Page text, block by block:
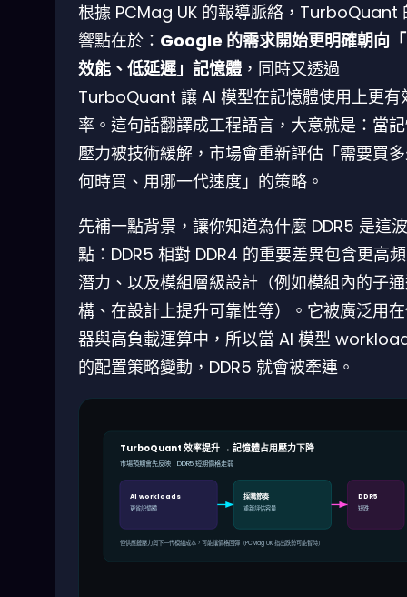
根據 PCMag UK 的報導脈絡，TurboQuant
響點在於： Google 的需求開始更明確朝向
效能、低延遲」記憶體 ，同時又透過
TurboQuant 讓 AI 模型在記憶體使用上更有
率。這句話翻譯成工程語言，大意就是：當
壓力被技術緩解，市場會重新評估「需要買
何時買、用哪一代速度」的策略。
先補一點背景，讓你知道為什麼 DDR5 是這
點：DDR5 相對 DDR4 的重要差異包含更高
潛力、以及模組層級設計（例如模組內的子
構、在設計上提升可靠性等）。它被廣泛用
器與高負載運算中，所以當 AI 模型
的配置策略變動，DDR5 就會被牽連。
TurboQuant 效率提升 → 記憶體占用壓力下降
市場預期會先反映：DDR5 短期價格走弱
AI workloads
更省記憶體
採購節奏
重新評估容量
DDR5
短跌
但供應鏈壓力與下一代模組成本，可能讓價格回彈（PCMag UK 指出跌勢可能暫時）